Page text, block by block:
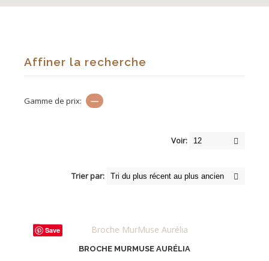
Affiner la recherche
Gamme de prix: —
Voir:
Trier par:
Save
BROCHE MURMUSE AURÉLIA